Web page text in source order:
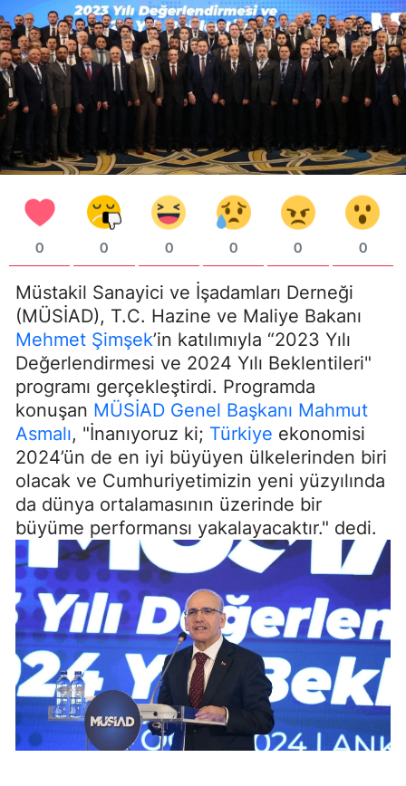
0 0 0 0 0 0
Müstakil Sanayici ve İşadamları Derneği
(MÜSİAD), T.C. Hazine ve Maliye Bakanı
Mehmet Şimşek’in katılımıyla “2023 Yılı
Değerlendirmesi ve 2024 Yılı Beklentileri"
programı gerçekleştirdi. Programda
konuşan MÜSİAD Genel Başkanı Mahmut
Asmalı, "İnanıyoruz ki; Türkiye ekonomisi
2024’ün de en iyi büyüyen ülkelerinden biri
olacak ve Cumhuriyetimizin yeni yüzyılında
da dünya ortalamasının üzerinde bir
büyüme performansı yakalayacaktır." dedi.